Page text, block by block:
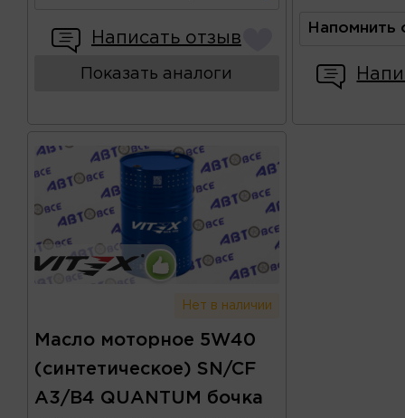
Написать отзыв
Показать аналоги
Напомнить
Нет в наличии
Масло моторное 5W40
(синтетическое) SN/CF
A3/B4 QUANTUM бочка